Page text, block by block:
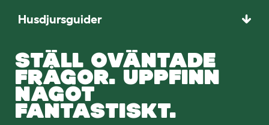
Husdjursguider
STÄLL OVÄNTADE
FRÅGOR. UPPFINN
NÅGOT
FANTASTISKT.